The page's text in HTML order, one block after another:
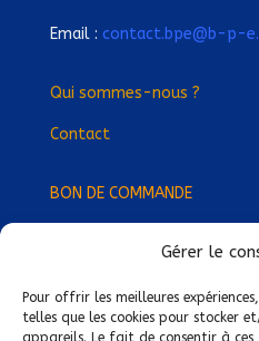
Gérer le
Pour offrir les meilleures
telles que les cookies pour stocker
appareils. Le fait de consentir à
Email : contact.bpe@b-p-
Qui sommes-nous ?
Contact
BON DE COMMANDE
Devenez Délégué·e Régional·
Trouvez-nous près de chez